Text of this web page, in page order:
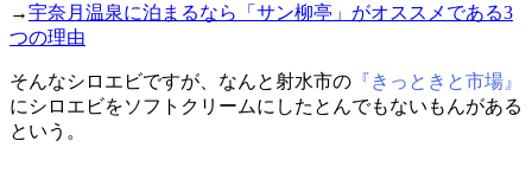
→宇奈月温泉に泊まるなら「サン柳亭」がオススメである3
つの理由
そんなシロエビですが、なんと射水市の 『きっときと市場』
にシロエビをソフトクリームにしたとんでもないもんがある
という。